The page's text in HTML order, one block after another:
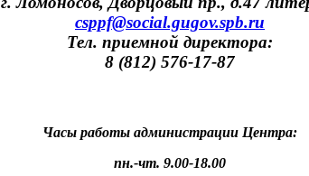
csppf@social.gugov.spb.ru
Тел. приемной директора:
8 (812) 576-17-87
Часы работы администрации Центра:
пн.-чт. 9.00-18.00